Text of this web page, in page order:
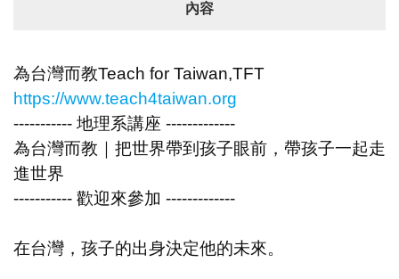
內容
為台灣而教Teach for Taiwan,TFT
https://www.teach4taiwan.org
----------- 地理系講座 -------------
為台灣而教｜把世界帶到孩子眼前，帶孩子一起走
進世界
----------- 歡迎來參加 -------------
在台灣，孩子的出身決定他的未來。